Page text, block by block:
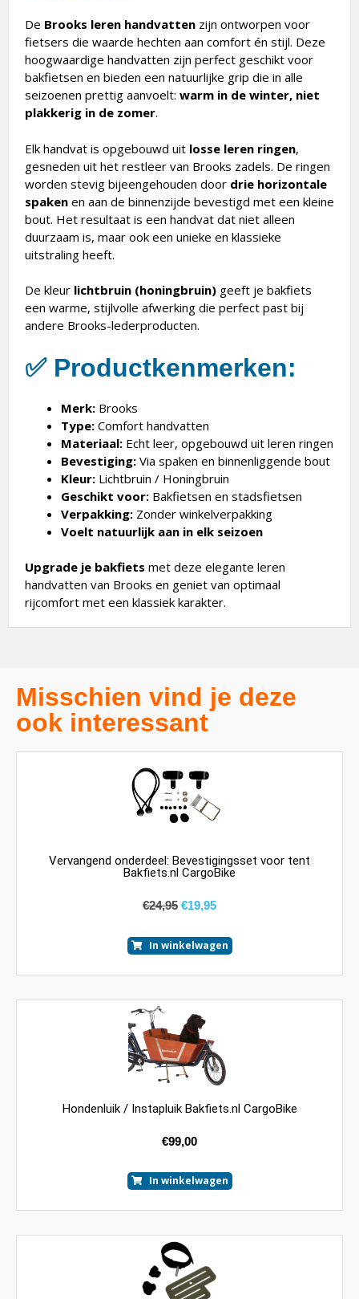
De Brooks leren handvatten zijn ontworpen voor
fietsers die waarde hechten aan comfort én stijl. Deze
hoogwaardige handvatten zijn perfect geschikt voor
bakfietsen en bieden een natuurlijke grip die in alle
seizoenen prettig aanvoelt: warm in de winter, niet
plakkerig in de zomer.
Elk handvat is opgebouwd uit losse leren ringen,
gesneden uit het restleer van Brooks zadels. De ringen
worden stevig bijeengehouden door drie horizontale
spaken en aan de binnenzijde bevestigd met een kleine
bout. Het resultaat is een handvat dat niet alleen
duurzaam is, maar ook een unieke en klassieke
uitstraling heeft.
De kleur lichtbruin (honingbruin) geeft je bakfiets
een warme, stijlvolle afwerking die perfect past bij
andere Brooks-lederproducten.
✅ Productkenmerken:
Merk: Brooks
Type: Comfort handvatten
Materiaal: Echt leer, opgebouwd uit leren ringen
Bevestiging: Via spaken en binnenliggende bout
Kleur: Lichtbruin / Honingbruin
Geschikt voor: Bakfietsen en stadsfietsen
Verpakking: Zonder winkelverpakking
Voelt natuurlijk aan in elk seizoen
Upgrade je bakfiets met deze elegante leren
handvatten van Brooks en geniet van optimaal
rijcomfort met een klassiek karakter.
Misschien vind je deze
ook interessant
Vervangend onderdeel: Bevestigingsset voor tent
Bakfiets.nl CargoBike
€24,95 €19,95
In winkelwagen
Hondenluik / Instapluik Bakfiets.nl CargoBike
€99,00
In winkelwagen